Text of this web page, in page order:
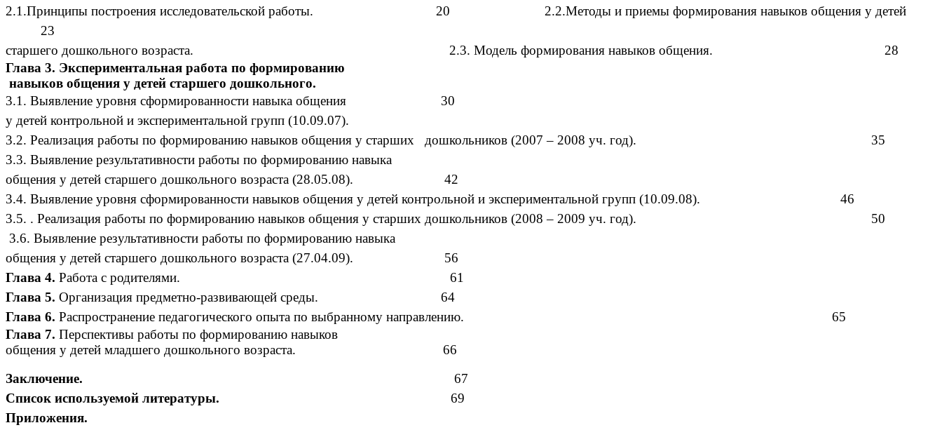
2.1.Принципы построения исследовательской работы. 20 2.2.Методы и приемы формирования навыков общения у детей
23
старшего дошкольного возраста. 2.3. Модель формирования навыков общения. 28
Глава 3. Экспериментальная работа по формированию
навыков общения у детей старшего дошкольного.
3.1. Выявление уровня сформированности навыка общения 30
у детей контрольной и экспериментальной групп (10.09.07).
3.2. Реализация работы по формированию навыков общения у старших дошкольников (2007 – 2008 уч. год). 35
3.3. Выявление результативности работы по формированию навыка
общения у детей старшего дошкольного возраста (28.05.08). 42
3.4. Выявление уровня сформированности навыков общения у детей контрольной и экспериментальной групп (10.09.08). 46
3.5. . Реализация работы по формированию навыков общения у старших дошкольников (2008 – 2009 уч. год). 50
3.6. Выявление результативности работы по формированию навыка
общения у детей старшего дошкольного возраста (27.04.09). 56
Глава 4. Работа с родителями. 61
Глава 5. Организация предметно-развивающей среды. 64
Глава 6. Распространение педагогического опыта по выбранному направлению. 65
Глава 7. Перспективы работы по формированию навыков
общения у детей младшего дошкольного возраста. 66
Заключение. 67
Список используемой литературы. 69
Приложения.